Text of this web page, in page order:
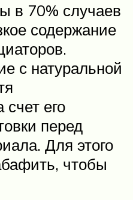
в 70% случаев
содержание
с натуральной
счет его
перед
Для этого
чтобы